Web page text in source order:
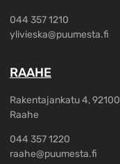
044 357 1210
ylivieska@puumesta.fi
RAAHE
Rakentajankatu 4, 92100
Raahe
044 357 1220
raahe@puumesta.fi